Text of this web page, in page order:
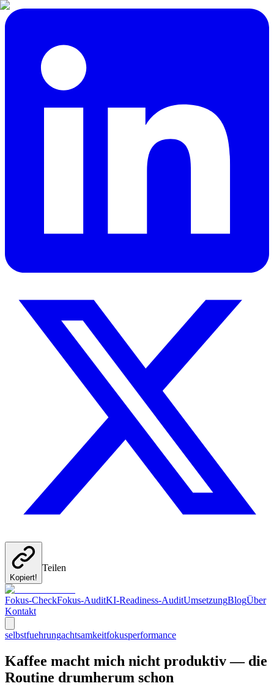
Kopiert!
Teilen
Fokus-CheckFokus-AuditKI-Readiness-AuditUmsetzungBlogÜber
Kontakt
selbstfuehrungachtsamkeitfokusperformance
Kaffee macht mich nicht produktiv — die
Routine drumherum schon